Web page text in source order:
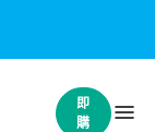
立
即
購